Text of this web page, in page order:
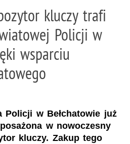
kluczy trafi
Policji w
wsparciu
Policji w Bełchatowie już
w nowoczesny
kluczy. Zakup tego